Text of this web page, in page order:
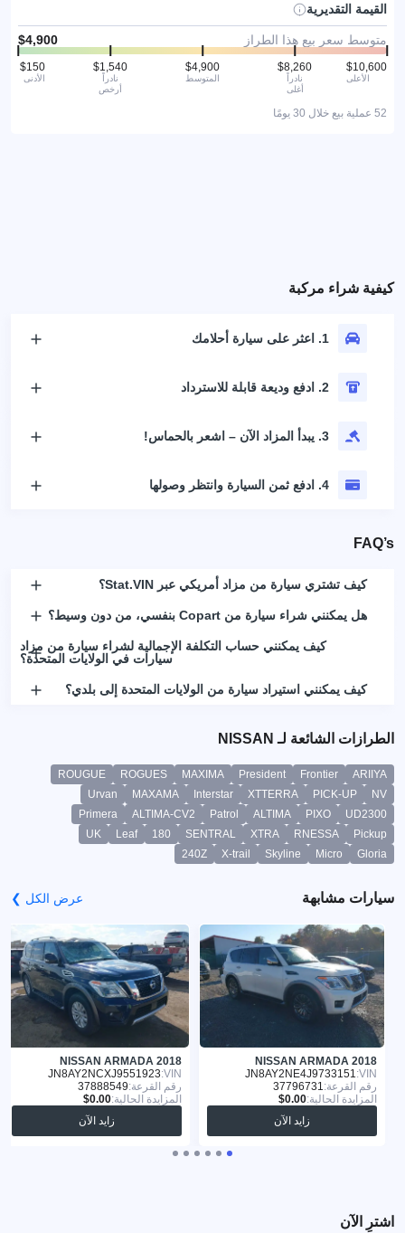
القيمة التقديرية
متوسط سعر بيع هذا الطراز
الأدنى
نادراً
أرخص
المتوسط
نادراً
أغلى
الأعلى
52 عملية بيع خلال 30 يومًا
كيفية شراء مركبة
1. اعثر على سيارة أحلامك
2. ادفع وديعة قابلة للاسترداد
3. يبدأ المزاد الآن – اشعر بالحماس!
4. ادفع ثمن السيارة وانتظر وصولها
FAQ’s
كيف تشتري سيارة من مزاد أمريكي عبر Stat.VIN؟
هل يمكنني شراء سيارة من Copart بنفسي، من دون وسيط؟
كيف يمكنني حساب التكلفة الإجمالية لشراء سيارة من مزاد
سيارات في الولايات المتحدة؟
كيف يمكنني استيراد سيارة من الولايات المتحدة إلى بلدي؟
الطرازات الشائعة لـ NISSAN
ARIIYA
Frontier
President
MAXIMA
ROGUES
ROUGUE
NV
PICK-UP
XTTERRA
Interstar
MAXAMA
Urvan
UD2300
PIXO
ALTIMA
Patrol
ALTIMA-CV2
Primera
Pickup
RNESSA
XTRA
SENTRAL
180
Leaf
UK
Gloria
Micro
Skyline
X-trail
240Z
سيارات مشابهة عرض الكل ❯
NISSAN ARMADA 2018
VIN:
JN8AY2NE4J9733151
رقم القرعة:37796731
المزايدة الحالية:
زايد الآن
NISSAN ARMADA 2018
VIN:
JN8AY2NCXJ9551923
رقم القرعة:37888549
المزايدة الحالية:
زايد الآن
اشترِ الآن